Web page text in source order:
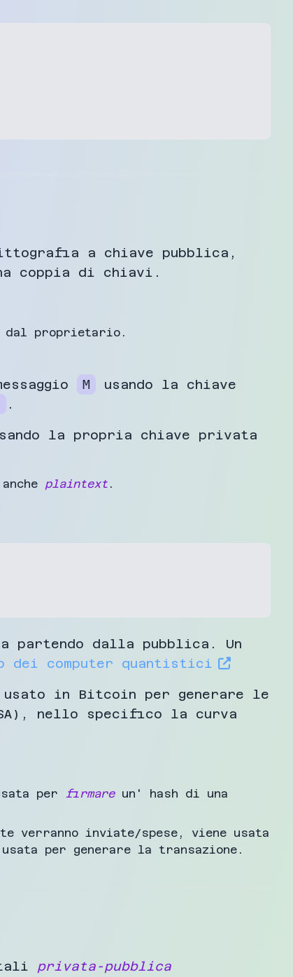
a chiave pubblica,
coppia di chiavi.
dal proprietario.
M
usando la chiave
.
la propria chiave privata
plaintext .
partendo dalla pubblica. Un
dei computer quantistici
in Bitcoin per generare le
nello specifico la curva
per firmareun' hash di una
verranno inviate/spese, viene usata
per generare la transazione.
privata-pubblica